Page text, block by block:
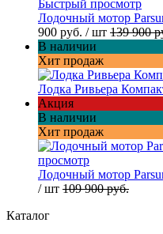
Быстрый просмотр
Лодочный мотор
900 руб. / шт 139 900
В наличии
Хит продаж
Лодка Ривьера
Акция
В наличии
Хит продаж
просмотр
Лодочный мотор
/ шт 109 900 руб.
Каталог